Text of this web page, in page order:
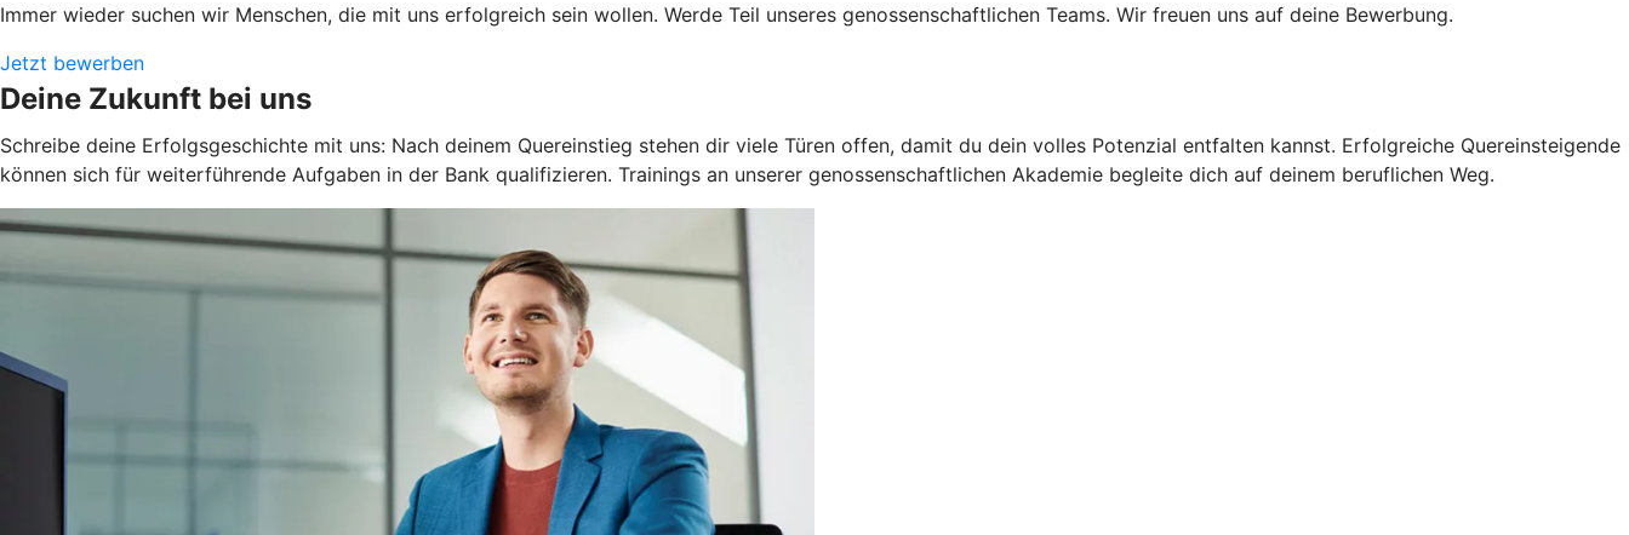
Immer wieder suchen wir Menschen, die mit uns erfolgreich sein wollen. Werde Teil unseres genossenschaftlichen Teams. Wir freuen uns auf deine Bewerbung.
Jetzt bewerben
Deine Zukunft bei uns
Schreibe deine Erfolgsgeschichte mit uns: Nach deinem Quereinstieg stehen dir viele Türen offen, damit du dein volles Potenzial entfalten kannst. Erfolgreiche Quereinsteigende
können sich für weiterführende Aufgaben in der Bank qualifizieren. Trainings an unserer genossenschaftlichen Akademie begleite dich auf deinem beruflichen Weg.